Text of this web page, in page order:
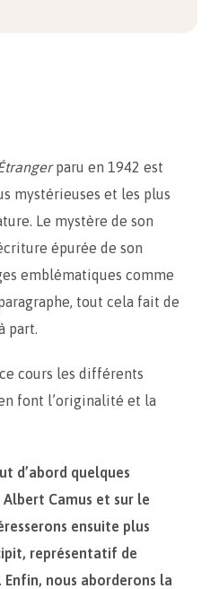
paru en 1942 est
mystérieuses et les plus
Le mystère de son
épurée de son
emblématiques comme
tout cela fait de
part.
cours les différents
font l’originalité et la
d’abord quelques
Camus et sur le
ensuite plus
représentatif de
Enfin, nous aborderons la